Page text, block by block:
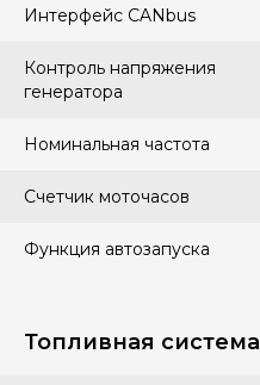
Интерфейс CANbus
Контроль напряжения
генератора
Номинальная частота
Счетчик моточасов
Функция автозапуска
Топливная система